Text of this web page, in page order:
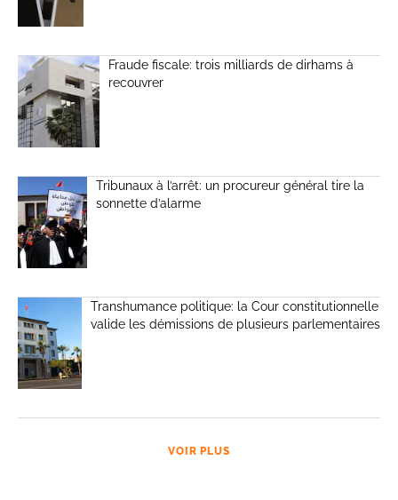
Fraude fiscale: trois milliards de dirhams à
recouvrer
Tribunaux à l’arrêt: un procureur général tire la
sonnette d’alarme
Transhumance politique: la Cour constitutionnelle
valide les démissions de plusieurs parlementaires
VOIR PLUS